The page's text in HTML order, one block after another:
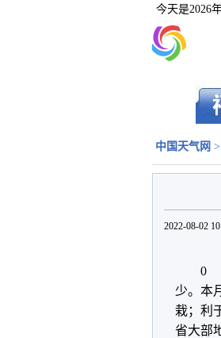
今天是2026
中国天气网 >
2022-08-02
0 [
少。本
栽；利
省大部